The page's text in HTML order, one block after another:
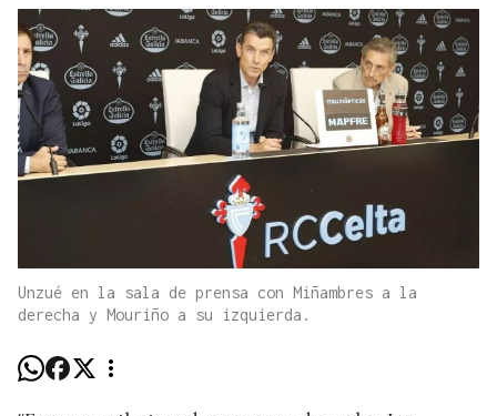
Unzué en la sala de prensa con Miñambres a la
derecha y Mouriño a su izquierda.